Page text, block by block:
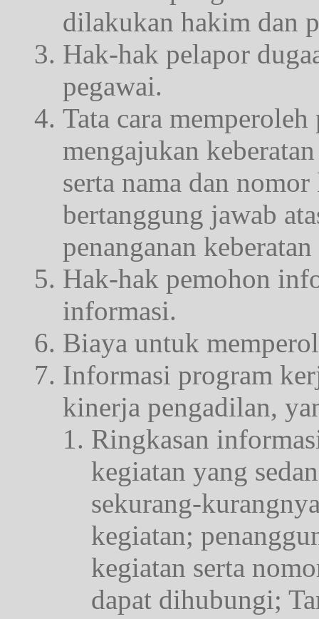
dilakukan hakim dan
Hak-hak pelapor
pegawai.
Tata cara
mengajukan
serta nama dan
bertanggung jawab
penanganan
Hak-hak pemohon
informasi.
Biaya untuk
Informasi program
kinerja pengadilan,
Ringkasan
kegiatan yang
sekurang-
kegiatan;
kegiatan serta
dapat dihubungi;